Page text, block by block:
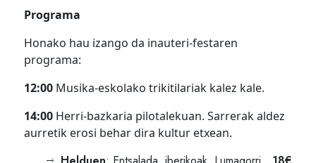
Programa
Honako hau izango da inauteri-festaren
programa:
12:00 Musika-eskolako trikitilariak kalez kale.
14:00 Herri-bazkaria pilotalekuan. Sarrerak aldez
aurretik erosi behar dira kultur etxean.